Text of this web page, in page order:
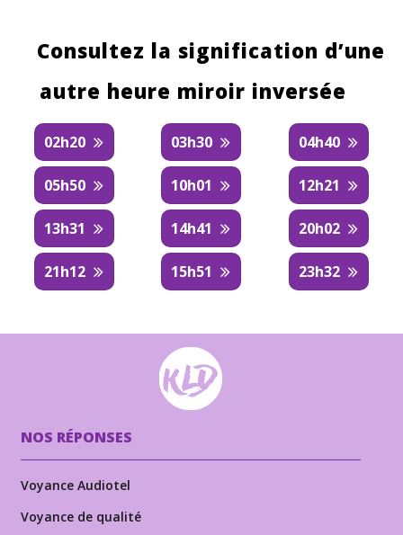
Consultez la signification d’une
autre heure miroir inversée
02h20 03h30 04h40
05h50 10h01 12h21
13h31 14h41 20h02
21h12 15h51 23h32
NOS RÉPONSES
Voyance Audiotel
Voyance de qualité